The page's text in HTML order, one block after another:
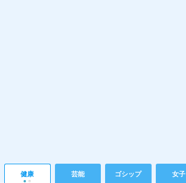
健康 芸能 ゴシップ 女子